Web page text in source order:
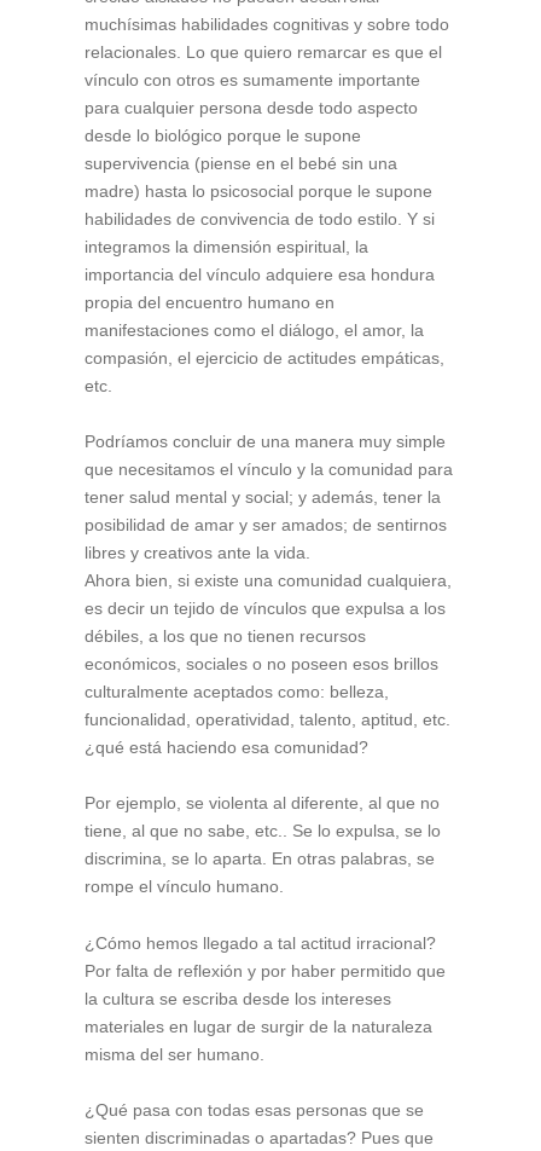
muchísimas habilidades cognitivas y sobre todo
relacionales. Lo que quiero remarcar es que el
vínculo con otros es sumamente importante
para cualquier persona desde todo aspecto
desde lo biológico porque le supone
supervivencia (piense en el bebé sin una
madre) hasta lo psicosocial porque le supone
habilidades de convivencia de todo estilo. Y si
integramos la dimensión espiritual, la
importancia del vínculo adquiere esa hondura
propia del encuentro humano en
manifestaciones como el diálogo, el amor, la
compasión, el ejercicio de actitudes empáticas,
etc.
Podríamos concluir de una manera muy simple
que necesitamos el vínculo y la comunidad para
tener salud mental y social; y además, tener la
posibilidad de amar y ser amados; de sentirnos
libres y creativos ante la vida.
Ahora bien, si existe una comunidad cualquiera,
es decir un tejido de vínculos que expulsa a los
débiles, a los que no tienen recursos
económicos, sociales o no poseen esos brillos
culturalmente aceptados como: belleza,
funcionalidad, operatividad, talento, aptitud, etc.
¿qué está haciendo esa comunidad?
Por ejemplo, se violenta al diferente, al que no
tiene, al que no sabe, etc.. Se lo expulsa, se lo
discrimina, se lo aparta. En otras palabras, se
rompe el vínculo humano.
¿Cómo hemos llegado a tal actitud irracional?
Por falta de reflexión y por haber permitido que
la cultura se escriba desde los intereses
materiales en lugar de surgir de la naturaleza
misma del ser humano.
¿Qué pasa con todas esas personas que se
sienten discriminadas o apartadas? Pues que